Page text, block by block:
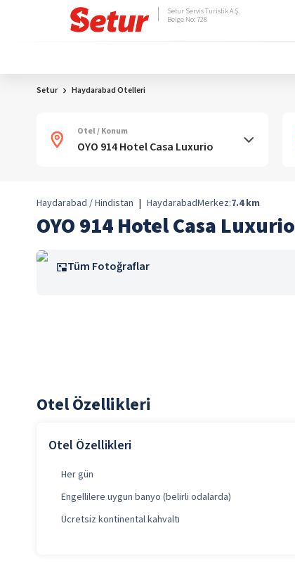
Setur Servis Turistik A.Ş.
Belge No: 728
Setur Haydarabad Otelleri
Otel / Konum
Haydarabad / Hindistan | HaydarabadMerkez:7.4 km
OYO 914 Hotel Casa Luxurio
Tüm Fotoğraflar
Otel Özellikleri
Otel Özellikleri
Her gün
Engellilere uygun banyo (belirli odalarda)
Ücretsiz kontinental kahvaltı